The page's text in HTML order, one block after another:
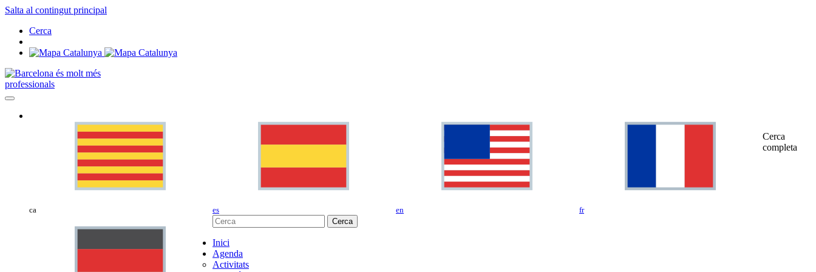
Salta al contingut principal
Cerca
professionals
ca es en fr
Cerca
completa
Cerca
Inici
Agenda
Activitats